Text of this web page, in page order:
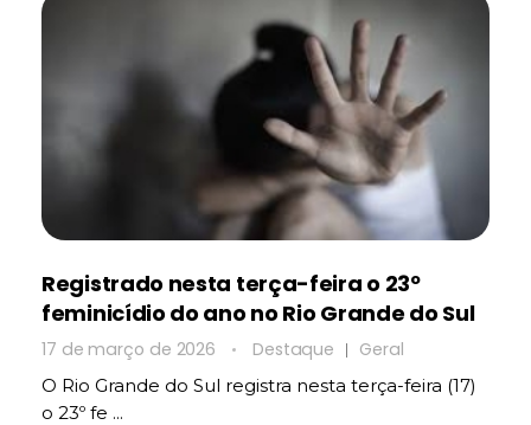
Registrado nesta terça-feira o 23º
feminicídio do ano no Rio Grande do Sul
17 de março de 2026 Destaque Geral
O Rio Grande do Sul registra nesta terça-feira (17)
o 23º fe ...